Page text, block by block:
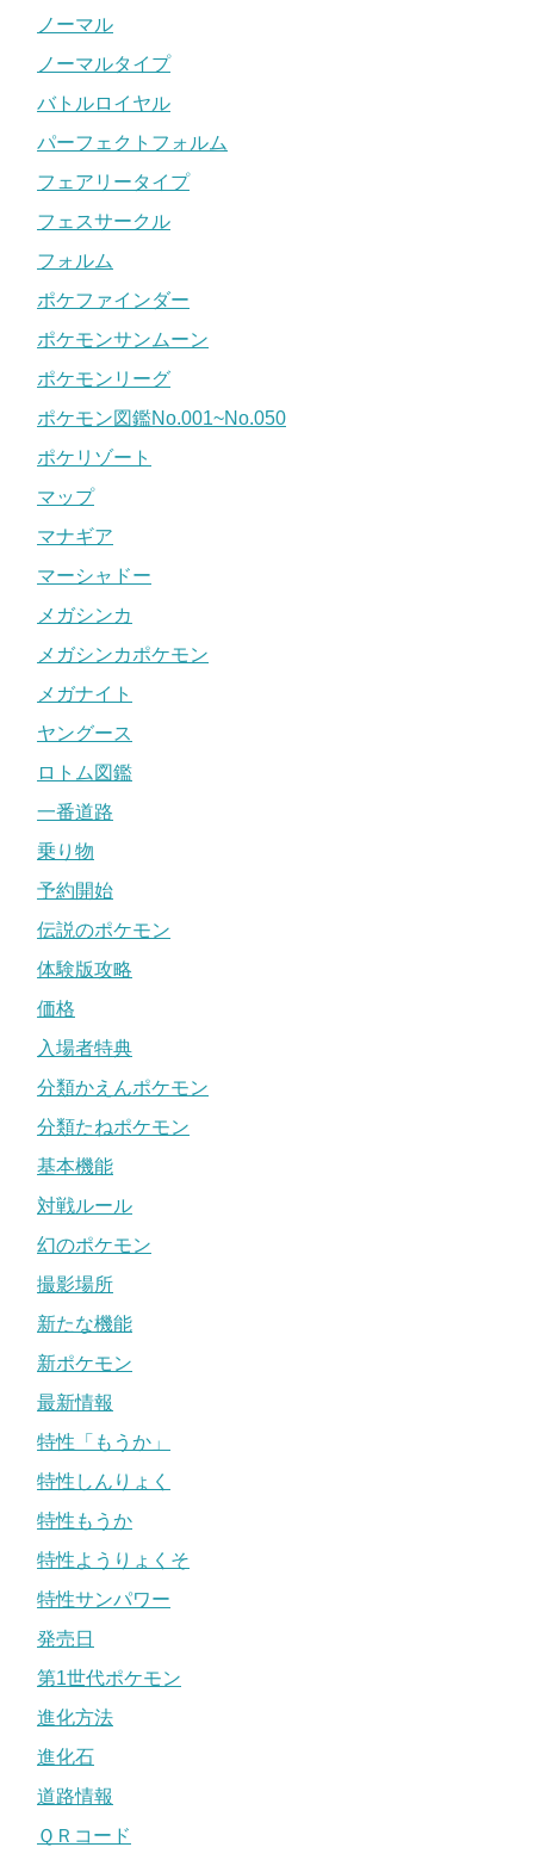
ノーマル
ノーマルタイプ
バトルロイヤル
パーフェクトフォルム
フェアリータイプ
フェスサークル
フォルム
ポケファインダー
ポケモンサンムーン
ポケモンリーグ
ポケモン図鑑No.001~No.050
ポケリゾート
マップ
マナギア
マーシャドー
メガシンカ
メガシンカポケモン
メガナイト
ヤングース
ロトム図鑑
一番道路
乗り物
予約開始
伝説のポケモン
体験版攻略
価格
入場者特典
分類かえんポケモン
分類たねポケモン
基本機能
対戦ルール
幻のポケモン
撮影場所
新たな機能
新ポケモン
最新情報
特性「もうか」
特性しんりょく
特性もうか
特性ようりょくそ
特性サンパワー
発売日
第1世代ポケモン
進化方法
進化石
道路情報
ＱＲコード